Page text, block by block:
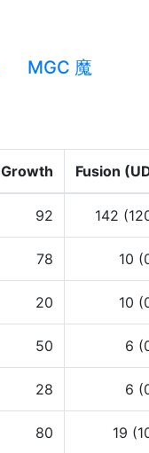
MGC 魔
Growth Fusion
92 142
78 10
20 10
50 6
28 6
80 19